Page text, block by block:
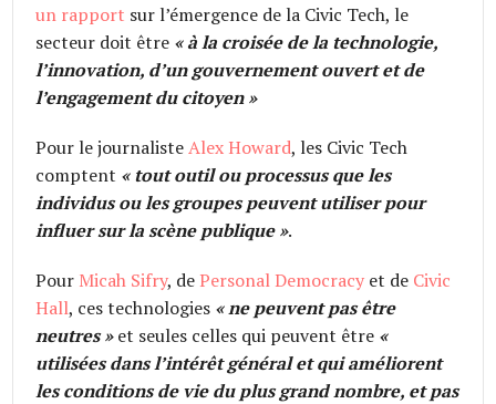
un rapport sur l’émergence de la Civic Tech, le
secteur doit être « à la croisée de la technologie,
l’innovation, d’un gouvernement ouvert et de
l’engagement du citoyen »
Pour le journalisteAlex Howard, les Civic Tech
comptent «tout outil ou processus que les
individus ou les groupes peuvent utiliser pour
influer sur la scène publique».
Pour Micah Sifry, dePersonal Democracy et de Civic
Hall, ces technologies « ne peuvent pas être
neutres »et seules celles qui peuvent être «
utilisées dans l’intérêt général et qui améliorent
les conditions de vie du plus grand nombre, et pas